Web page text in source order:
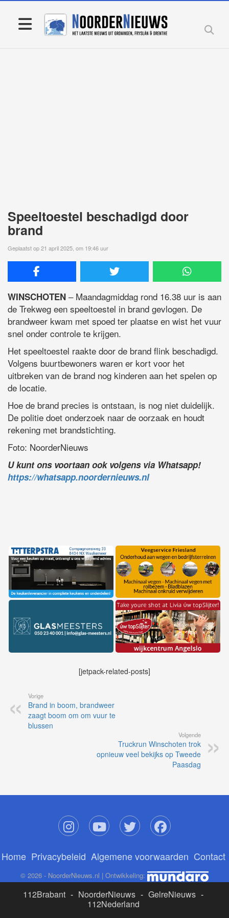
Speeltoestel beschadigd door
brand
Geplaatst op 21 april 2025, om 19:46 uur
WINSCHOTEN – Maandagmiddag rond 16.38 uur is aan
de Trekweg een speeltoestel in brand gevlogen. De
brandweer kwam met spoed ter plaatse en wist het vuur
snel onder controle te krijgen.
Het speeltoestel raakte door de brand flink beschadigd.
Volgens buurtbewoners waren er kort voor het
uitbreken van de brand nog kinderen aan het spelen op
de locatie.
Hoe de brand precies is ontstaan, is nog niet duidelijk.
De politie doet onderzoek naar de oorzaak en houdt
rekening met brandstichting.
Foto: NoorderNieuws
U kunt ons voortaan ook volgens via Whatsapp!
https://whatsapp.noordernieuws.nl
[jetpack-related-posts]
Vorige
Brand in boom, brandweer
zaagt boom om om vuur te
blussen
Volgende
Truckrun Winschoten trok
opnieuw veel bekijks op Tweede
Paasdag
Home Privacybeleid Algemene voorwaarden Contact
© 2026 - NoorderNieuws.nl | Ontwikkeling:
112Brabant - NoorderNieuws - GelreNieuws -
112Nederland